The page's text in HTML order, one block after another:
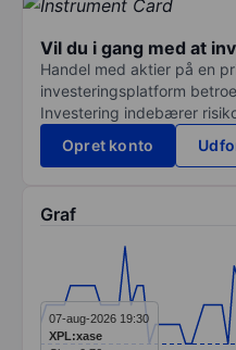
Vil du i gang med at
Handel med aktier på en
investeringsplatform
Investering indebærer
Opret konto
Graf
Line chart with 64 data
The chart has 1 X axis
07-aug-2026 19:30
XPL:xase